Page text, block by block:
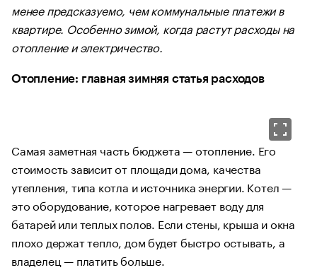
менее предсказуемо, чем коммунальные платежи в
квартире. Особенно зимой, когда растут расходы на
отопление и электричество.
Отопление: главная зимняя статья расходов
Самая заметная часть бюджета — отопление. Его
стоимость зависит от площади дома, качества
утепления, типа котла и источника энергии. Котел —
это оборудование, которое нагревает воду для
батарей или теплых полов. Если стены, крыша и окна
плохо держат тепло, дом будет быстро остывать, а
владелец — платить больше.